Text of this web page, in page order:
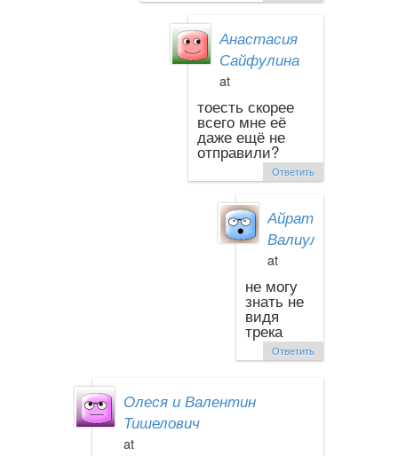
Анастасия
Сайфулина
at
тоесть скорее
всего мне её
даже ещё не
отправили?
Ответить
Айрат
Валиуллин
at
не могу
знать не
видя
трека
Ответить
Олеся и Валентин
Тишелович
at